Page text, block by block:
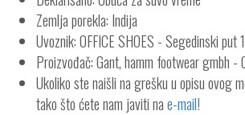
Zemlja porekla: Indija
Uvoznik: OFFICE SHOES - Segedinski put
Proizvođač: Gant, hamm footwear gmbh -
Ukoliko ste naišli na grešku u opisu ovog
tako što ćete nam javiti nae-mail!